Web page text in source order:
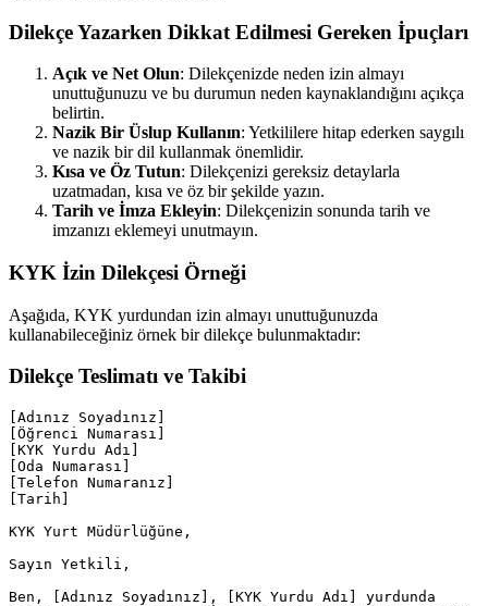
Dilekçe Yazarken Dikkat Edilmesi Gereken İpuçları
Açık ve Net Olun: Dilekçenizde neden izin almayı
unuttuğunuzu ve bu durumun neden kaynaklandığını açıkça
belirtin.
Nazik Bir Üslup Kullanın: Yetkililere hitap ederken saygılı
ve nazik bir dil kullanmak önemlidir.
Kısa ve Öz Tutun: Dilekçenizi gereksiz detaylarla
uzatmadan, kısa ve öz bir şekilde yazın.
Tarih ve İmza Ekleyin: Dilekçenizin sonunda tarih ve
imzanızı eklemeyi unutmayın.
KYK İzin Dilekçesi Örneği
Aşağıda, KYK yurdundan izin almayı unuttuğunuzda
kullanabileceğiniz örnek bir dilekçe bulunmaktadır:
Dilekçe Teslimatı ve Takibi
[Adınız Soyadınız]
[Öğrenci Numarası]
[KYK Yurdu Adı]
[Oda Numarası]
[Telefon Numaranız]
[Tarih]
KYK Yurt Müdürlüğüne,
Sayın Yetkili,
Ben, [Adınız Soyadınız], [KYK Yurdu Adı] yurdunda